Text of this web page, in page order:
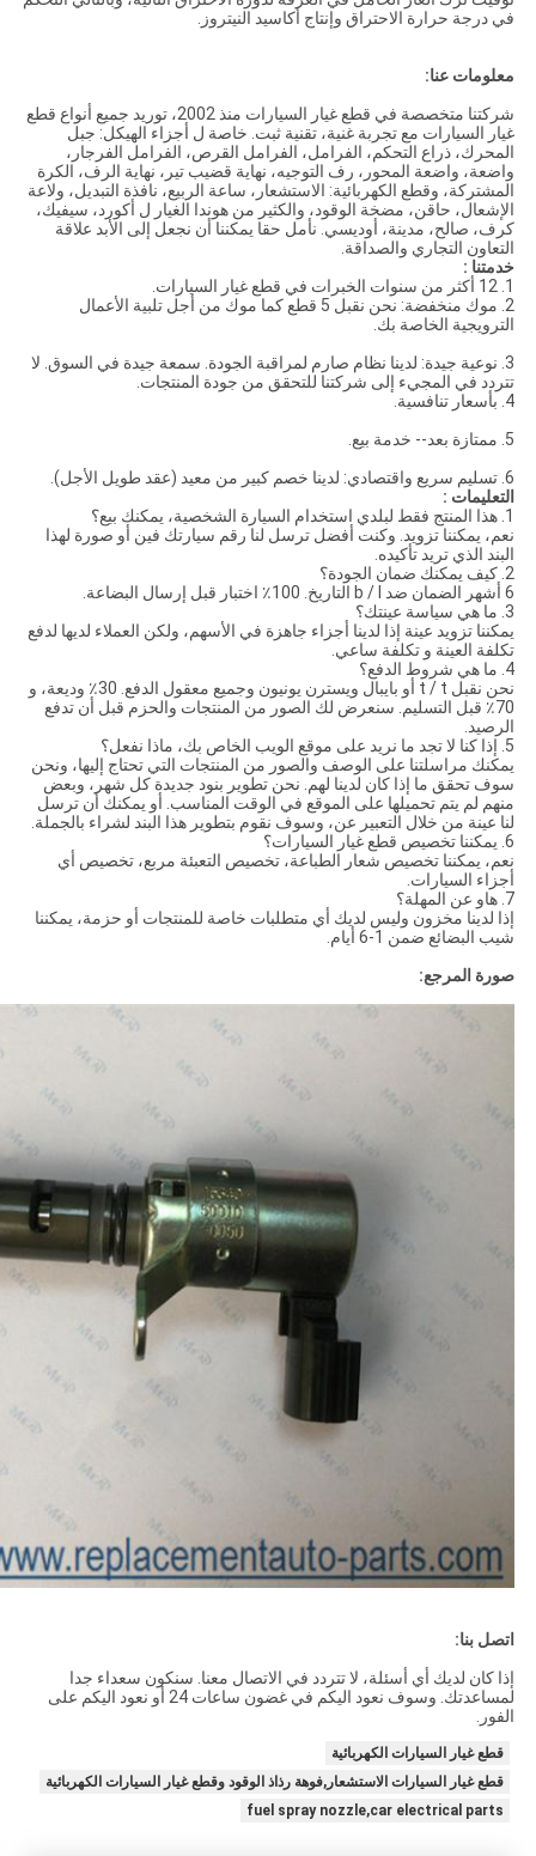
في درجة حرارة الاحتراق وإنتاج أكاسيد النيتروز.
معلومات عنا:
شركتنا متخصصة في قطع غيار السيارات منذ 2002، توريد جميع أنواع قطع
غيار السيارات مع تجربة غنية، تقنية ثبت. خاصة ل أجزاء الهيكل: جبل
المحرك، ذراع التحكم، الفرامل، الفرامل القرص، الفرامل الفرجار،
واضعة، واضعة المحور، رف التوجيه، نهاية قضيب تير، نهاية الرف، الكرة
المشتركة، وقطع الكهربائية: الاستشعار، ساعة الربيع، نافذة التبديل، ولاعة
الإشعال، حاقن، مضخة الوقود، والكثير من هوندا الغيار ل أكورد، سيفيك،
كرف، صالح، مدينة، أوديسي. نأمل حقا يمكننا أن نجعل إلى الأبد علاقة
التعاون التجاري والصداقة.
خدمتنا :
1. 12 أكثر من سنوات الخبرات في قطع غيار السيارات.
2. موك منخفضة: نحن نقبل 5 قطع كما موك من أجل تلبية الأعمال
الترويجية الخاصة بك.
3. نوعية جيدة: لدينا نظام صارم لمراقبة الجودة. سمعة جيدة في السوق. لا
تتردد في المجيء إلى شركتنا للتحقق من جودة المنتجات.
4. بأسعار تنافسية.
5. ممتازة بعد-- خدمة بيع.
6. تسليم سريع واقتصادي: لدينا خصم كبير من معيد (عقد طويل الأجل).
التعليمات :
1. هذا المنتج فقط لبلدي استخدام السيارة الشخصية، يمكنك بيع؟
نعم، يمكننا تزويد. وكنت أفضل ترسل لنا رقم سيارتك فين أو صورة لهذا
البند الذي تريد تأكيده.
2. كيف يمكنك ضمان الجودة؟
6 أشهر الضمان ضد b / l التاريخ. 100٪ اختبار قبل إرسال البضاعة.
3. ما هي سياسة عينتك؟
يمكننا تزويد عينة إذا لدينا أجزاء جاهزة في الأسهم، ولكن العملاء لديها لدفع
تكلفة العينة و تكلفة ساعي.
4. ما هي شروط الدفع؟
نحن نقبل t / t أو بايبال ويسترن يونيون وجميع معقول الدفع. 30٪ وديعة، و
70٪ قبل التسليم. سنعرض لك الصور من المنتجات والحزم قبل أن تدفع
الرصيد.
5. إذا كنا لا تجد ما نريد على موقع الويب الخاص بك، ماذا نفعل؟
يمكنك مراسلتنا على الوصف والصور من المنتجات التي تحتاج إليها، ونحن
سوف تحقق ما إذا كان لدينا لهم. نحن تطوير بنود جديدة كل شهر، وبعض
منهم لم يتم تحميلها على الموقع في الوقت المناسب. أو يمكنك أن ترسل
لنا عينة من خلال التعبير عن، وسوف نقوم بتطوير هذا البند لشراء بالجملة.
6. يمكننا تخصيص قطع غيار السيارات؟
نعم، يمكننا تخصيص شعار الطباعة، تخصيص التعبئة مربع، تخصيص أي
أجزاء السيارات.
7. هاو عن المهلة؟
إذا لدينا مخزون وليس لديك أي متطلبات خاصة للمنتجات أو حزمة، يمكننا
شيب البضائع ضمن 1-6 أيام.
صورة المرجع:
اتصل بنا:
إذا كان لديك أي أسئلة، لا تتردد في الاتصال معنا. سنكون سعداء جدا
لمساعدتك. وسوف نعود اليكم في غضون ساعات 24 أو نعود اليكم على
الفور.
قطع غيار السيارات الكهربائية
قطع غيار السيارات الاستشعار,فوهة رذاذ الوقود وقطع غيار السيارات الكهربائية
fuel spray nozzle,car electrical parts